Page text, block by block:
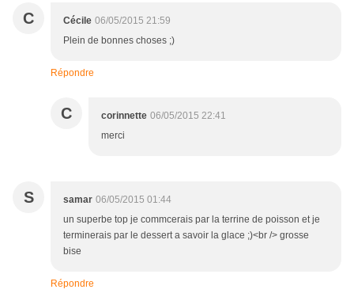
C Cécile 06/05/2015 21:59
Plein de bonnes choses ;)
Répondre
C corinnette 06/05/2015 22:41
merci
S samar 06/05/2015 01:44
un superbe top je commcerais par la terrine de poisson et je
terminerais par le dessert a savoir la glace ;)<br /> grosse
bise
Répondre